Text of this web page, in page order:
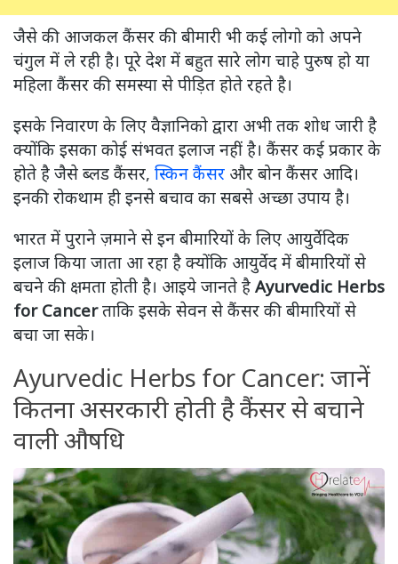
जैसे की आजकल कैंसर की बीमारी भी कई लोगो को अपने
चंगुल में ले रही है। पूरे देश में बहुत सारे लोग चाहे पुरुष हो या
महिला कैंसर की समस्या से पीड़ित होते रहते है।
इसके निवारण के लिए वैज्ञानिको द्वारा अभी तक शोध जारी है
क्योंकि इसका कोई संभवत इलाज नहीं है। कैंसर कई प्रकार के
होते है जैसे ब्लड कैंसर, स्किन कैंसर और बोन कैंसर आदि।
इनकी रोकथाम ही इनसे बचाव का सबसे अच्छा उपाय है।
भारत में पुराने ज़माने से इन बीमारियों के लिए आयुर्वेदिक
इलाज किया जाता आ रहा है क्योंकि आयुर्वेद में बीमारियों से
बचने की क्षमता होती है। आइये जानते है Ayurvedic Herbs
for Cancerताकि इसके सेवन से कैंसर की बीमारियों से
बचा जा सके।
Ayurvedic Herbs for Cancer: जानें
कितना असरकारी होती है कैंसर से बचाने
वाली औषधि